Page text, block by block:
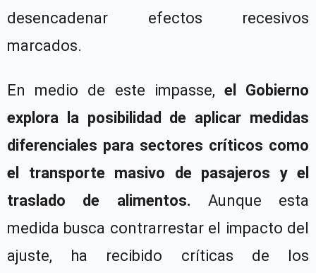
desencadenar efectos recesivos
marcados.
En medio de este impasse, el Gobierno
explora la posibilidad de aplicar medidas
diferenciales para sectores críticos como
el transporte masivo de pasajeros y el
traslado de alimentos. Aunque esta
medida busca contrarrestar el impacto del
ajuste, ha recibido críticas de los